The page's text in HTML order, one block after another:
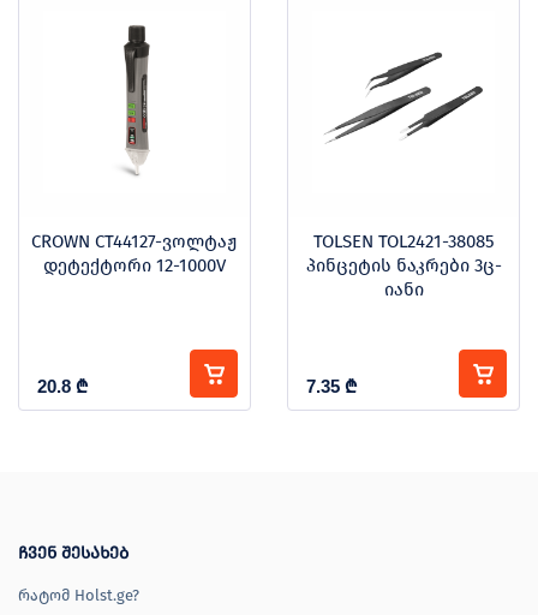
CROWN CT44127-ვოლტაჟ
დეტექტორი 12-1000V
20.8 ₾
TOLSEN TOL2421-38085
პინცეტის ნაკრები 3ც-
იანი
7.35 ₾
ჩვენ შესახებ
რატომ Holst.ge?